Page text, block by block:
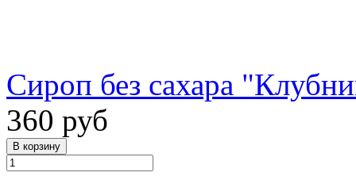
Сироп без сахара
360 руб